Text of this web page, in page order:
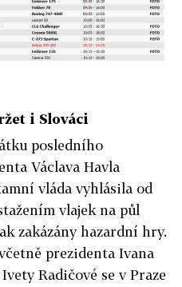
i Slováci
posledního
Václava Havla
vláda vyhlásila od
vlajek na půl
zakázány hazardní hry.
prezidenta Ivana
Radičové se v Praze